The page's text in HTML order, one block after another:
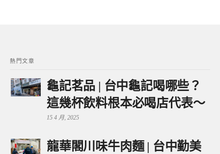
熱門文章
龜記茗品 | 台中龜記喝哪些？
這幾杯飲料根本必喝店代表～
15 4 月, 2025
龍華閣川味牛肉麵 | 台中勤美